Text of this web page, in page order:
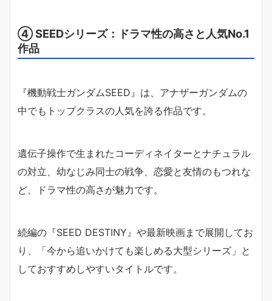
④ SEEDシリーズ：ドラマ性の高さと人気No.1
作品
『機動戦士ガンダムSEED』は、アナザーガンダムの
中でもトップクラスの人気を誇る作品です。
遺伝子操作で生まれたコーディネイターとナチュラル
の対立、幼なじみ同士の戦争、恋愛と友情のもつれな
ど、ドラマ性の高さが魅力です。
続編の『SEED DESTINY』や最新映画まで展開してお
り、「今から追いかけても楽しめる大型シリーズ」と
しておすすめしやすいタイトルです。